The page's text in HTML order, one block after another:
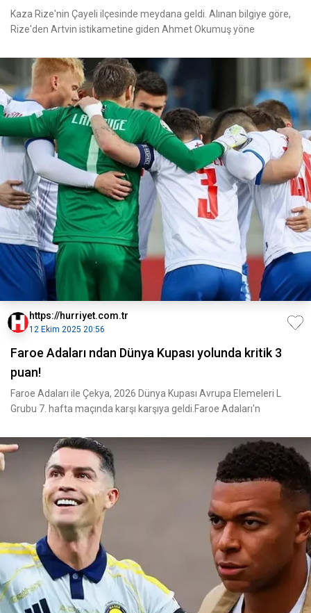
Kaza Rize'nin Çayeli ilçesinde meydana geldi. Alınan bilgiye göre,
Rize'den Artvin istikametine giden Ahmet Okumuş yöne
https://hurriyet.com.tr
12 Ekim 2025 20:56
Faroe Adaları ndan Dünya Kupası yolunda kritik 3
puan!
Faroe Adaları ile Çekya, 2026 Dünya Kupası Avrupa Elemeleri L
Grubu 7. hafta maçında karşı karşıya geldi.Faroe Adaları'n